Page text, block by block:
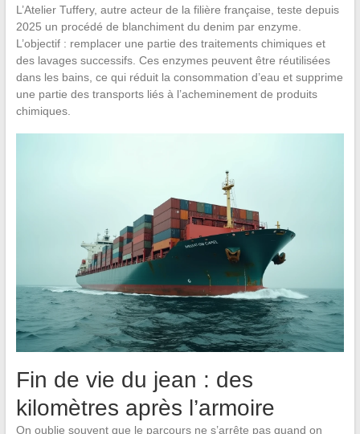
L’Atelier Tuffery, autre acteur de la filière française, teste depuis
2025 un procédé de blanchiment du denim par enzyme.
L’objectif : remplacer une partie des traitements chimiques et
des lavages successifs. Ces enzymes peuvent être réutilisées
dans les bains, ce qui réduit la consommation d’eau et supprime
une partie des transports liés à l’acheminement de produits
chimiques.
Fin de vie du jean : des
kilomètres après l’armoire
On oublie souvent que le parcours ne s’arrête pas quand on